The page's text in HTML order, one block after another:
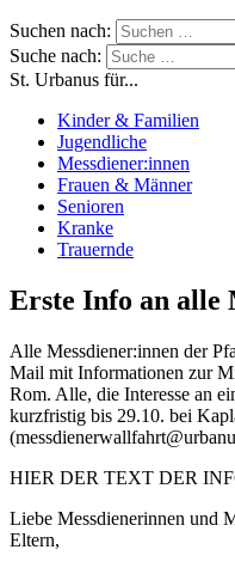
Suchen nach:
Suche nach:
St. Urbanus für...
Kinder & Familien
Jugendliche
Messdiener:innen
Frauen & Männer
Senioren
Kranke
Trauernde
Erste Info an alle
Alle Messdiener:innen der
Mail mit Informationen zur
Rom. Alle, die Interesse an
kurzfristig bis 29.10. bei
HIER DER TEXT DER
Liebe Messdienerinnen und
Eltern,